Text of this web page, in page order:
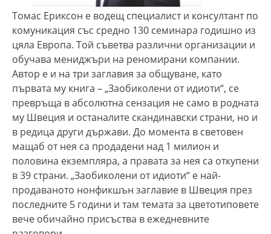
Томас Ериксон е водещ специалист и консултант по
комуникация със средно 130 семинара годишно из
цяла Европа. Той съветва различни организации и
обучава мениджъри на реномирани компании.
Автор е и на три заглавия за общуване, като
първата му книга – „Заобиколени от идиоти“, се
превръща в абсолютна сензация не само в родната
му Швеция и останалите скандинавски страни, но и
в редица други държави. До момента в световен
мащаб от нея са продадени над 1 милион и
половина екземпляра, а правата за нея са откупени
в 39 страни. „Заобиколени от идиоти“ е най-
продаваното нонфикшън заглавие в Швеция през
последните 5 години и там темата за цветотиповете
вече обичайно присъства в ежедневните